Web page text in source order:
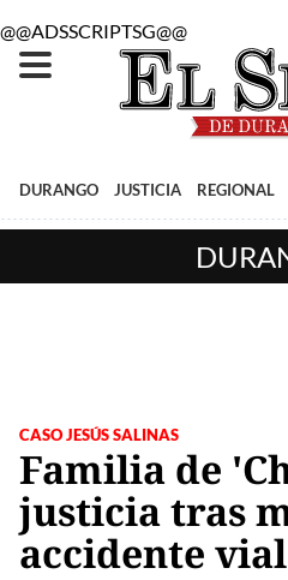
@@ADSSCRIPTSG@@
DURANGO JUSTICIA REGIONAL
CASO JESÚS SALINAS
Familia de
justicia tras
accidente vial